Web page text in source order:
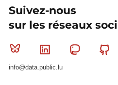
Suivez-nous
sur les réseaux
Bluesky Linkedin
info@data.public.lu